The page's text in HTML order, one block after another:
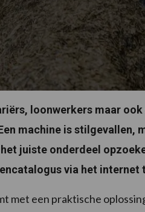
loonwerkers maar
machine is stilgevallen,
juiste onderdeel
via het internet
met een praktische